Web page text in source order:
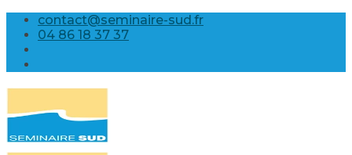
Skip
content
contact@seminaire-sud.fr
04 86 18 37 37